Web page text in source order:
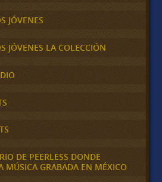
JÓVENES
JÓVENES LA COLECCIÓN
DE PEERLESS DONDE
MÚSICA GRABADA EN MÉXICO